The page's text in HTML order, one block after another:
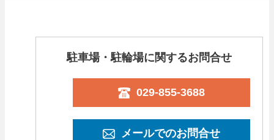
駐車場・駐輪場に関するお問合せ
029-855-3688
メールでのお問合せ